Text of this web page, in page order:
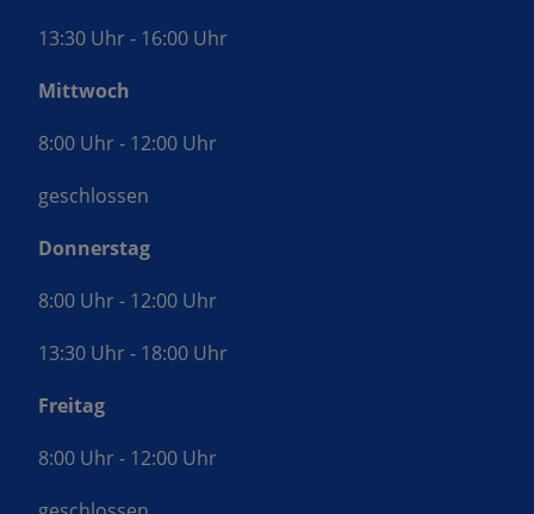
13:30 Uhr - 16:00 Uhr
Mittwoch
8:00 Uhr - 12:00 Uhr
geschlossen
Donnerstag
8:00 Uhr - 12:00 Uhr
13:30 Uhr - 18:00 Uhr
Freitag
8:00 Uhr - 12:00 Uhr